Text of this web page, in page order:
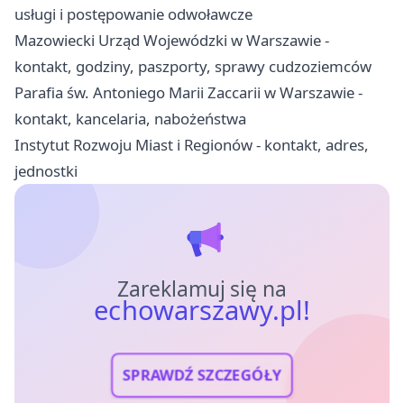
usługi i postępowanie odwoławcze
Mazowiecki Urząd Wojewódzki w Warszawie -
kontakt, godziny, paszporty, sprawy cudzoziemców
Parafia św. Antoniego Marii Zaccarii w Warszawie -
kontakt, kancelaria, nabożeństwa
Instytut Rozwoju Miast i Regionów - kontakt, adres,
jednostki
Zareklamuj się na
echowarszawy.pl!
SPRAWDŹ SZCZEGÓŁY